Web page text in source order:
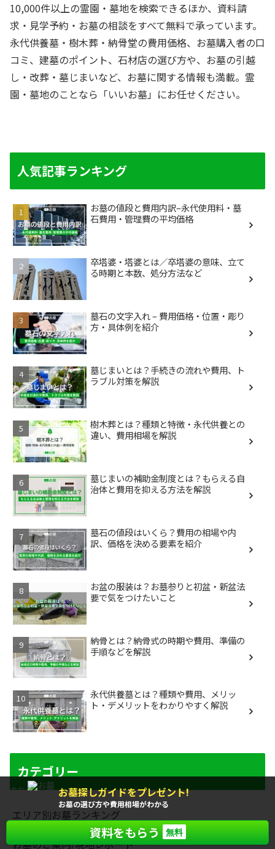
10,000件以上の霊園・墓地を検索できるほか、資料請
求・見学予約・お墓の相談をすべて無料で承っています。
永代供養墓・樹木葬・納骨堂の費用価格、お墓購入者の口
コミ、建墓のポイント、石材店の選び方や、お墓の引越
し・改葬・墓じまいなど、お墓に関する情報も満載。霊
園・墓地のことなら「いいお墓」にお任せください。
人気記事ランキング
お墓の値段と費用内訳–永代使用料・墓
石費用・管理費の平均価格
卒塔婆・塔婆とは／卒塔婆の意味、立て
る時期と本数、処分方法など
墓石の文字入れ – 費用価格・位置・彫り
方・具体例を紹介
墓じまいとは？手続きの流れや費用、ト
ラブル対策を解説
樹木葬とは？種類と特徴・永代供養との
違い、費用相場を解説
墓じまいの補助金制度とは？もらえる自
治体と費用を抑える方法を解説
墓石の値段はいくら？費用の相場や内
訳、価格を決める要素を紹介
お盆の服装は？お墓参りと初盆・新盆法
要で気をつけたいこと
納骨とは？納骨式の時期や費用、準備の
手順などを解説
永代供養墓とは？種類や費用、メリッ
ト・デメリットをわかりやすく解説
カテゴリー
エリア別お墓ランキング
お墓のご案内/現地レポート
もれなく お墓探しガイドをプレゼント!
お墓の選び方や費用相場がわかる
資料をもらう 無料